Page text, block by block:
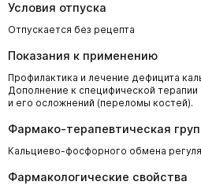
Условия отпуска
Отпускается без рецепта
Показания к применению
Профилактика и лечение дефицита
Дополнение к специфической
и его осложнений (переломы костей).
Фармако-терапевтическая
Кальциево-фосфорного обмена
Фармакологические свойства